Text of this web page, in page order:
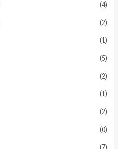
(4)
(2)
(1)
(5)
(2)
(1)
(2)
(0)
(7)